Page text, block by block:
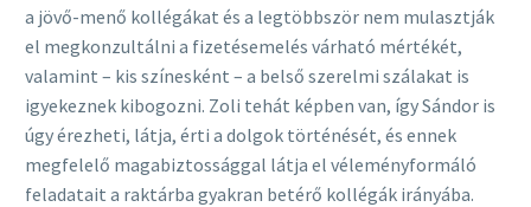
a jövő-menő kollégákat és a legtöbbször nem mulasztják
el megkonzultálni a fizetésemelés várható mértékét,
valamint – kis színesként – a belső szerelmi szálakat is
igyekeznek kibogozni. Zoli tehát képben van, így Sándor is
úgy érezheti, látja, érti a dolgok történését, és ennek
megfelelő magabiztossággal látja el véleményformáló
feladatait a raktárba gyakran betérő kollégák irányába.